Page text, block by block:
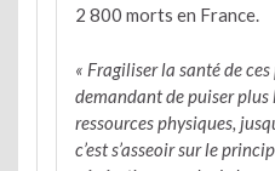
2 800 morts en France.
« Fragiliser la santé de
demandant de puiser plus
ressources physiques,
c’est s’asseoir sur le